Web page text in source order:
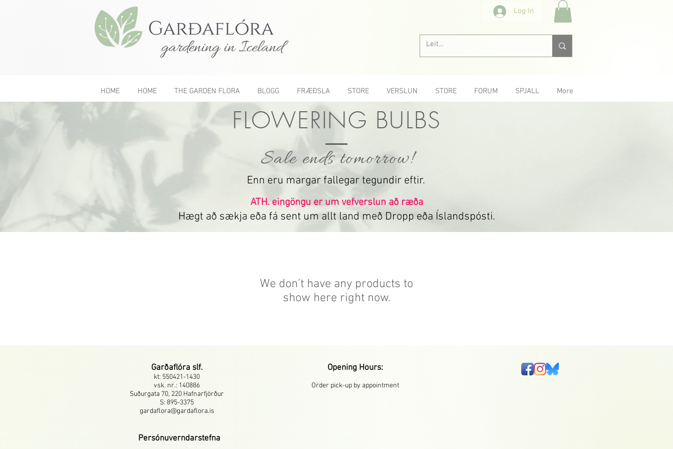
gardening in Iceland
Log In
HOME HOME THE GARDEN FLORA BLOGG FRÆÐSLA STORE VERSLUN STORE FORUM SPJALL More
FLOWERING BULBS
Sale ends tomorrow!
Enn eru margar fallegar tegundir eftir.
ATH. eingöngu er um vefverslun að ræða
Hægt að sækja eða fá sent um allt land með Dropp eða Íslandspósti.
We don’t have any products to
show here right now.
Garðaflóra slf.
kt: 550421-1430
vsk. nr.: 140886
Suðurgata 70, 220 Hafnarfjörður
S: 895-3375
gardaflora@gardaflora.is
Opening Hours:
Order pick-up by appointment
Persónuverndarstefna